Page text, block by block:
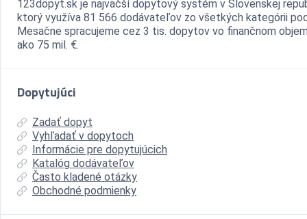
123dopyt.sk je najväčší dopytový systém v Slovenskej
ktorý využíva 81 566 dodávateľov zo všetkých kategórii
Mesačne spracujeme cez 3 tis. dopytov vo finančnom
ako 75 mil. €.
Dopytujúci
Zadať dopyt
Vyhľadať v dopytoch
Informácie pre dopytujúcich
Katalóg dodávateľov
Často kladené otázky
Obchodné podmienky